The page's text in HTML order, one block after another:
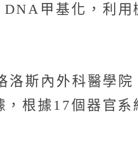
甲基化，利用
斯內外科醫學
根據17個器官